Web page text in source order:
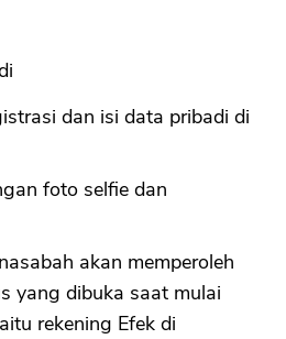
dan isi data pribadi di
foto selfie dan
akan memperoleh
yang dibuka saat mulai
rekening Efek di